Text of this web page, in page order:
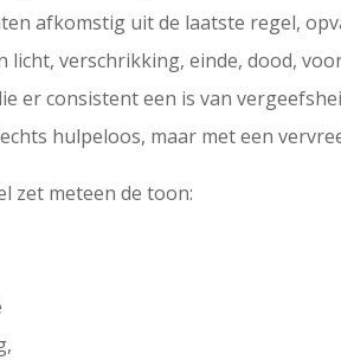
afkomstig uit de laatste regel,
licht, verschrikking, einde, dood,
er consistent een is van
hulpeloos, maar met een
zet meteen de toon: